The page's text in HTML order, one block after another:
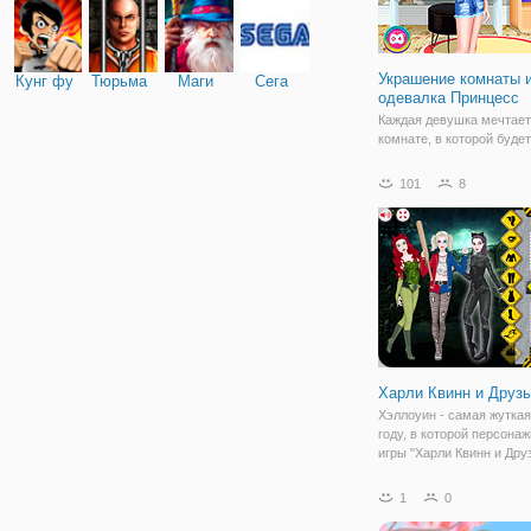
Кунг фу Тюрьма Маги Сега
Украшение комнаты
одевалка Принцесс
Каждая девушка
комнате, в которой
онлайн аркаде для
Принцесс" мы
Ведь здесь вы сможете
свои
101 8
Харли Квинн и
Хэллоуин - самая
году, в которой
игры "Харли Квинн и
делать плохие вещи.
1 0